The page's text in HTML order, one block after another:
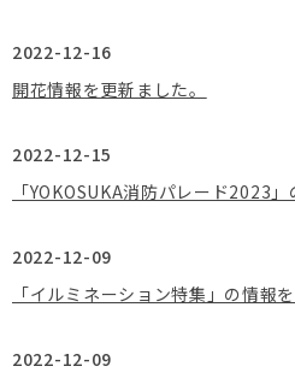
2022-12-16
開花情報を更新ました。
2022-12-15
「YOKOSUKA消防パレード2023
2022-12-09
「イルミネーション特集」の情報
2022-12-09